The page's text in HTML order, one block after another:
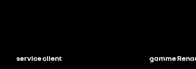
service client gamme